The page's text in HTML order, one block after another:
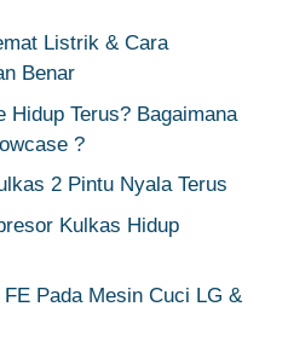
Listrik & Cara
Benar
Hidup Terus? Bagaimana
?
2 Pintu Nyala Terus
Kulkas Hidup
Pada Mesin Cuci LG &